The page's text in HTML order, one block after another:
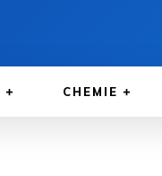
CHEMIE